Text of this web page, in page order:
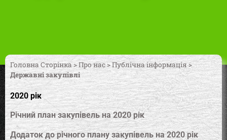
Головна Сторінка >Про нас>Публічна інформація>
Державні закупівлі
2020 рік
Річний план закупівель на 2020 рік
Додаток до річного плану закупівель на 2020 рік